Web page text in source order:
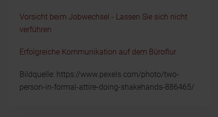
Vorsicht beim Jobwechsel - Lassen Sie sich nicht
verführen
Erfolgreiche Kommunikation auf dem Büroflur
Bildquelle: https://www.pexels.com/photo/two-
person-in-formal-attire-doing-shakehands-886465/